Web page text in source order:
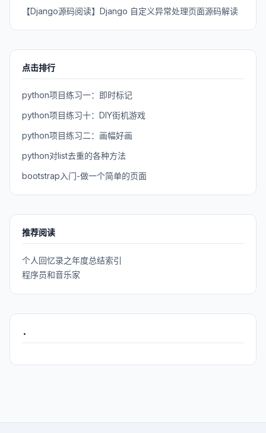
【Django源码阅读】Django 自定义异常处理页面源码解读
点击排行
python项目练习一：即时标记
python项目练习十：DIY街机游戏
python项目练习二：画幅好画
python对list去重的各种方法
bootstrap入门-做一个简单的页面
推荐阅读
个人回忆录之年度总结索引
程序员和音乐家
.